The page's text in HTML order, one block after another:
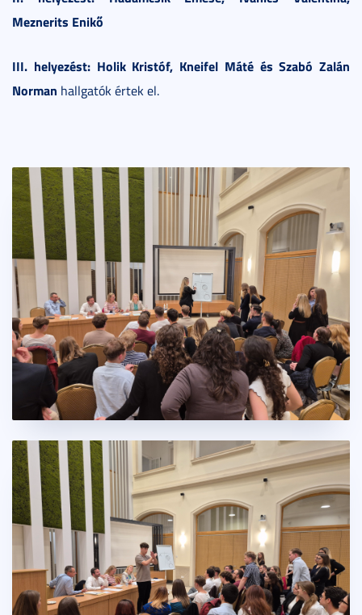
Meznerits Enikő
III. helyezést: Holik Kristóf, Kneifel Máté és Szabó Zalán
Norman hallgatók értek el.